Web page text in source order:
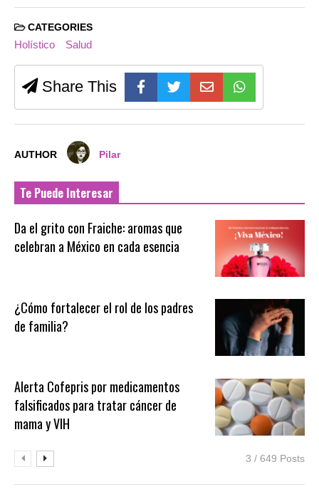
CATEGORIES
Holístico Salud
Share This
AUTHOR Pilar
Te Puede Interesar
Da el grito con Fraiche: aromas que
celebran a México en cada esencia
¿Cómo fortalecer el rol de los padres
de familia?
Alerta Cofepris por medicamentos
falsificados para tratar cáncer de
mama y VIH
3 / 649 Posts